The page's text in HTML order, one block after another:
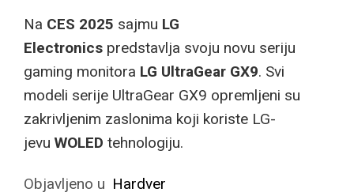
Na CES 2025 sajmu LG
Electronics predstavlja svoju novu seriju
gaming monitora LG UltraGear GX9. Svi
modeli serije UltraGear GX9 opremljeni su
zakrivljenim zaslonima koji koriste LG-
jevu WOLED tehnologiju.
Objavljeno u Hardver